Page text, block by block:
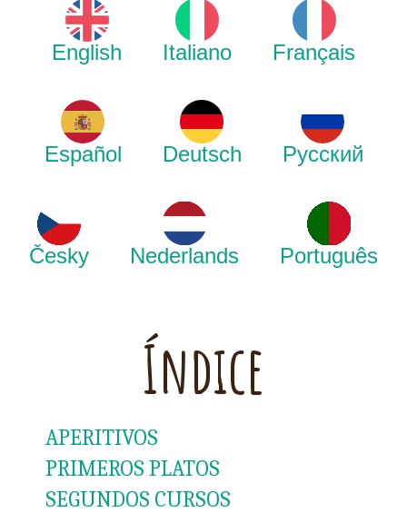
English Italiano Français
Español Deutsch Русский
Česky Nederlands Português
Índice
APERITIVOS
PRIMEROS PLATOS
SEGUNDOS CURSOS